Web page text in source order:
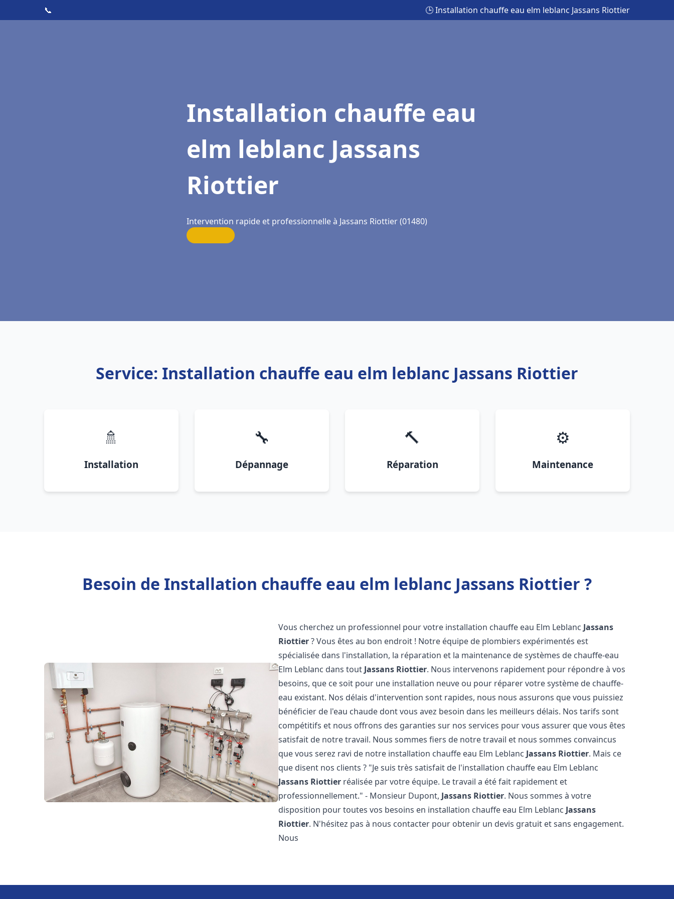
📞 🕒 Installation chauffe eau elm leblanc Jassans Riottier
Installation chauffe eau
elm leblanc Jassans
Riottier
Intervention rapide et professionnelle à Jassans Riottier (01480)
Service: Installation chauffe eau elm leblanc Jassans Riottier
🚿
Installation
🔧
Dépannage
🔨
Réparation
⚙️
Maintenance
Besoin de Installation chauffe eau elm leblanc Jassans Riottier ?
Vous cherchez un professionnel pour votre installation chauffe eau Elm Leblanc Jassans
Riottier? Vous êtes au bon endroit ! Notre équipe de plombiers expérimentés est
spécialisée dans l'installation, la réparation et la maintenance de systèmes de chauffe-eau
Elm Leblanc dans tout Jassans Riottier. Nous intervenons rapidement pour répondre à vos
besoins, que ce soit pour une installation neuve ou pour réparer votre système de chauffe-
eau existant. Nos délais d'intervention sont rapides, nous nous assurons que vous puissiez
bénéficier de l'eau chaude dont vous avez besoin dans les meilleurs délais. Nos tarifs sont
compétitifs et nous offrons des garanties sur nos services pour vous assurer que vous êtes
satisfait de notre travail. Nous sommes fiers de notre travail et nous sommes convaincus
que vous serez ravi de notre installation chauffe eau Elm Leblanc Jassans Riottier. Mais ce
que disent nos clients ? "Je suis très satisfait de l'installation chauffe eau Elm Leblanc
Jassans Riottier réalisée par votre équipe. Le travail a été fait rapidement et
professionnellement." - Monsieur Dupont, Jassans Riottier. Nous sommes à votre
disposition pour toutes vos besoins en installation chauffe eau Elm Leblanc Jassans
Riottier. N'hésitez pas à nous contacter pour obtenir un devis gratuit et sans engagement.
Nous